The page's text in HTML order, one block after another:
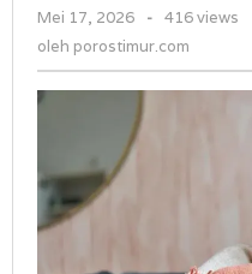
Mei 17, 2026
oleh
- 416 views
oleh porostimur.com